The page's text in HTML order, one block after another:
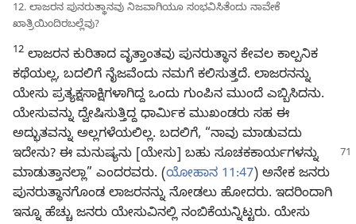
12. ಲಾಜರನ ಪುನರುತ್ಥಾನವು ನಿಜವಾಗಿಯೂ ಸಂಭವಿಸಿತೆಂದು ನಾವೇಕೆ
ಖಾತ್ರಿಯಿಂದಿರಬಲ್ಲೆವು?
12 ಲಾಜರನ ಕುರಿತಾದ ವೃತ್ತಾಂತವು ಪುನರುತ್ಥಾನ ಕೇವಲ ಕಾಲ್ಪನಿಕ
ಕಥೆಯಲ್ಲ, ಬದಲಿಗೆ ನೈಜವೆಂದು ನಮಗೆ ಕಲಿಸುತ್ತದೆ. ಲಾಜರನನ್ನು
ಯೇಸು ಪ್ರತ್ಯಕ್ಷಸಾಕ್ಷಿಗಳಾಗಿದ್ದ ಒಂದು ಗುಂಪಿನ ಮುಂದೆ ಎಬ್ಬಿಸಿದನು.
ಯೇಸುವನ್ನು ದ್ವೇಷಿಸುತ್ತಿದ್ದ ಧಾರ್ಮಿಕ ಮುಖಂಡರು ಸಹ ಈ
ಅದ್ಭುತವನ್ನು ಅಲ್ಲಗಳೆಯಲಿಲ್ಲ. ಬದಲಿಗೆ, “ನಾವು ಮಾಡುವದು
ಇದೇನು? ಈ ಮನುಷ್ಯನು [ಯೇಸು] ಬಹು ಸೂಚಕಕಾರ್ಯಗಳನ್ನು
ಮಾಡುತ್ತಾನಲ್ಲಾ” ಎಂದರವರು. (ಯೋಹಾನ 11:47) ಅನೇಕ ಜನರು
ಪುನರುತ್ಥಾನಗೊಂಡ ಲಾಜರನನ್ನು ನೋಡಲು ಹೋದರು. ಇದರಿಂದಾಗಿ
ಇನ್ನೂ ಹೆಚ್ಚು ಜನರು ಯೇಸುವಿನಲ್ಲಿ ನಂಬಿಕೆಯನ್ನಿಟ್ಟರು. ಯೇಸು